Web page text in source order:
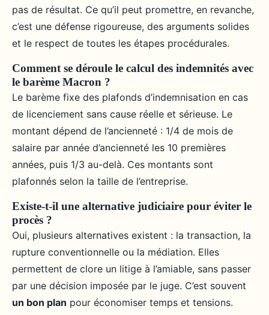
pas de résultat. Ce qu’il peut promettre, en revanche,
c’est une défense rigoureuse, des arguments solides
et le respect de toutes les étapes procédurales.
Comment se déroule le calcul des indemnités avec
le barème Macron ?
Le barème fixe des plafonds d’indemnisation en cas
de licenciement sans cause réelle et sérieuse. Le
montant dépend de l’ancienneté : 1/4 de mois de
salaire par année d’ancienneté les 10 premières
années, puis 1/3 au-delà. Ces montants sont
plafonnés selon la taille de l’entreprise.
Existe-t-il une alternative judiciaire pour éviter le
procès ?
Oui, plusieurs alternatives existent : la transaction, la
rupture conventionnelle ou la médiation. Elles
permettent de clore un litige à l’amiable, sans passer
par une décision imposée par le juge. C’est souvent
un bon plan pour économiser temps et tensions.